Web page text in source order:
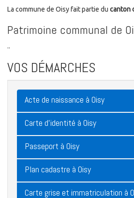
La commune de Oisy fait partie du canton
Patrimoine communal de
..
VOS DÉMARCHES
Acte de naissance à Oisy
Carte d'identité à Oisy
Passeport à Oisy
Plan cadastre à Oisy
Carte grise et immatriculation à